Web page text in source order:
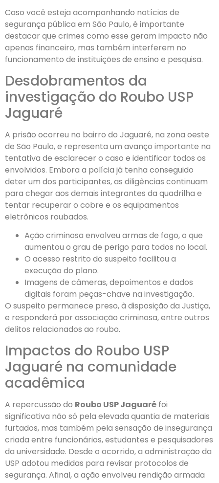
Caso você esteja acompanhando notícias de
segurança pública em São Paulo, é importante
destacar que crimes como esse geram impacto não
apenas financeiro, mas também interferem no
funcionamento de instituições de ensino e pesquisa.
Desdobramentos da
investigação do Roubo USP
Jaguaré
A prisão ocorreu no bairro do Jaguaré, na zona oeste
de São Paulo, e representa um avanço importante na
tentativa de esclarecer o caso e identificar todos os
envolvidos. Embora a polícia já tenha conseguido
deter um dos participantes, as diligências continuam
para chegar aos demais integrantes da quadrilha e
tentar recuperar o cobre e os equipamentos
eletrônicos roubados.
Ação criminosa envolveu armas de fogo, o que
aumentou o grau de perigo para todos no local.
O acesso restrito do suspeito facilitou a
execução do plano.
Imagens de câmeras, depoimentos e dados
digitais foram peças-chave na investigação.
O suspeito permanece preso, à disposição da Justiça,
e responderá por associação criminosa, entre outros
delitos relacionados ao roubo.
Impactos do Roubo USP
Jaguaré na comunidade
acadêmica
A repercussão do Roubo USP Jaguaré foi
significativa não só pela elevada quantia de materiais
furtados, mas também pela sensação de insegurança
criada entre funcionários, estudantes e pesquisadores
da universidade. Desde o ocorrido, a administração da
USP adotou medidas para revisar protocolos de
segurança. Afinal, a ação envolveu rendição armada